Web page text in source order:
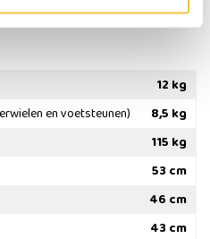
12 kg
en voetsteunen)
8,5 kg
115 kg
53 cm
46 cm
43 cm